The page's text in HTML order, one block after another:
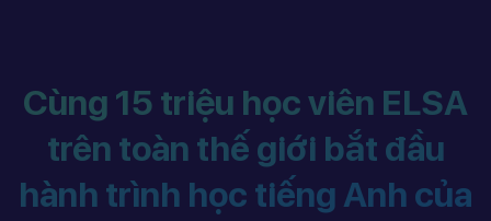
Cùng 15 triệu học viên ELSA
trên toàn thế giới bắt đầu
hành trình học tiếng Anh của